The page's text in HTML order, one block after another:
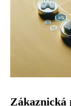
Zákaznická